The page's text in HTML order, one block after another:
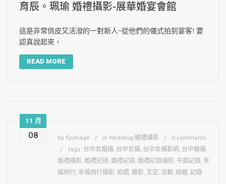
育辰。珮瑜 婚禮攝影-展華婚宴會館
這是非常俏皮又活潑的一對新人~從他們的儀式拍到宴客! 要
認真說起來，
READ MORE
11 月
08 by flyimage in Wedding/婚禮攝影
0 comments
tags: 台中女婚攝, 台中女攝, 台中女攝影師, 台中婚攝,
婚禮攝影, 婚禮紀錄, 婚禮記錄, 婚禮記錄攝影, 平面記錄, 幸
福飛行, 幸福飛行攝影, 拍照, 攝影, 文定, 活動, 結婚, 記錄